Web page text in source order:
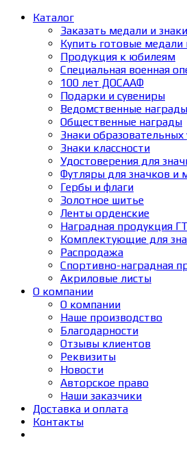
Каталог
Заказать медали и знаки
Купить готовые медали
Продукция к юбилеям
Специальная военная
100 лет ДОСААФ
Подарки и сувениры
Ведомственные награды
Общественные награды
Знаки
Знаки классности
Удостоверения для
Футляры для значков и
Гербы и флаги
Золотное шитье
Ленты орденские
Наградная продукция
Комплектующие для
Распродажа
Спортивно-наградная
Акриловые листы
О компании
О компании
Наше производство
Благодарности
Отзывы клиентов
Реквизиты
Новости
Авторское право
Наши заказчики
Доставка и оплата
Контакты